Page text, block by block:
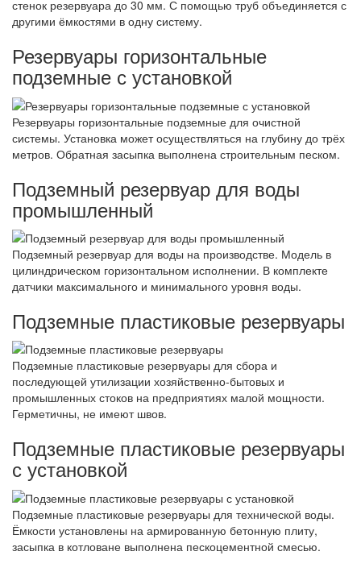
стенок резервуара до 30 мм. С помощью труб объединяется с
другими ёмкостями в одну систему.
Резервуары горизонтальные
подземные с установкой
Резервуары горизонтальные подземные для очистной
системы. Установка может осуществляться на глубину до трёх
метров. Обратная засыпка выполнена строительным песком.
Подземный резервуар для воды
промышленный
Подземный резервуар для воды на производстве. Модель в
цилиндрическом горизонтальном исполнении. В комплекте
датчики максимального и минимального уровня воды.
Подземные пластиковые резервуары
Подземные пластиковые резервуары для сбора и
последующей утилизации хозяйственно-бытовых и
промышленных стоков на предприятиях малой мощности.
Герметичны, не имеют швов.
Подземные пластиковые резервуары
с установкой
Подземные пластиковые резервуары для технической воды.
Ёмкости установлены на армированную бетонную плиту,
засыпка в котловане выполнена пескоцементной смесью.